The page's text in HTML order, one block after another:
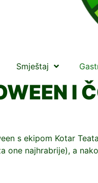
Smještaj
I
s ekipom Kotar
one najhrabrije), a